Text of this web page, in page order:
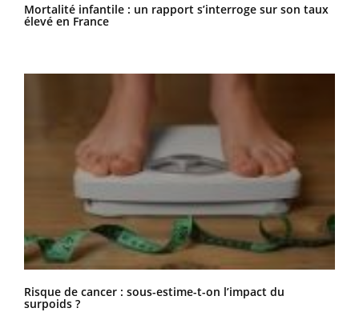
Mortalité infantile : un rapport s’interroge sur son taux
élevé en France
Risque de cancer : sous-estime-t-on l’impact du
surpoids ?